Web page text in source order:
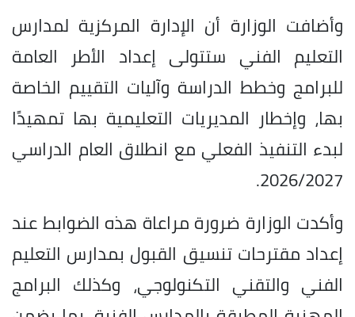
وأضافت الوزارة أن الإدارة المركزية لمدارس
التعليم الفني ستتولى إعداد الأطر العامة
للبرامج وخطط الدراسة وآليات التقييم الخاصة
بها، وإخطار المديريات التعليمية بها تمهيدًا
لبدء التنفيذ الفعلي مع انطلاق العام الدراسي
2026/2027.
وأكدت الوزارة ضرورة مراعاة هذه الضوابط عند
إعداد مقترحات تنسيق القبول بمدارس التعليم
الفني والتقني التكنولوجي، وكذلك البرامج